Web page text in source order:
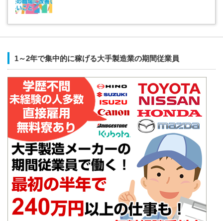
1～2年で集中的に稼げる大手製造業の期間従業員